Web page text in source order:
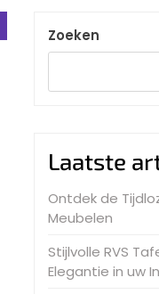
Zoeken
Laatste
Ontdek de
Meubelen
Stijlvolle RVS
Elegantie in uw